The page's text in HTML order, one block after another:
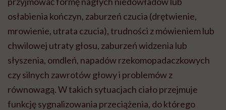
osłabienia kończyn, zaburzeń czucia (drętwienie,
mrowienie, utrata czucia), trudności z mówieniem lub
chwilowej utraty głosu, zaburzeń widzenia lub
słyszenia, omdleń, napadów rzekomopadaczkowych
czy silnych zawrotów głowy i problemów z
równowagą. W takich sytuacjach ciało przejmuje
funkcję sygnalizowania przeciążenia, do którego